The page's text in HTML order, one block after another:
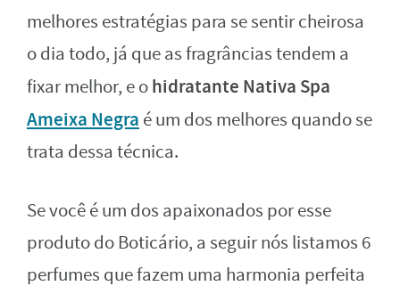
melhores estratégias para se sentir cheirosa
o dia todo, já que as fragrâncias tendem a
fixar melhor, e ohidratante Nativa Spa
Ameixa Negra é um dos melhores quando se
trata dessa técnica.
Se você é um dos apaixonados por esse
produto do Boticário, a seguir nós listamos 6
perfumes que fazem uma harmonia perfeita